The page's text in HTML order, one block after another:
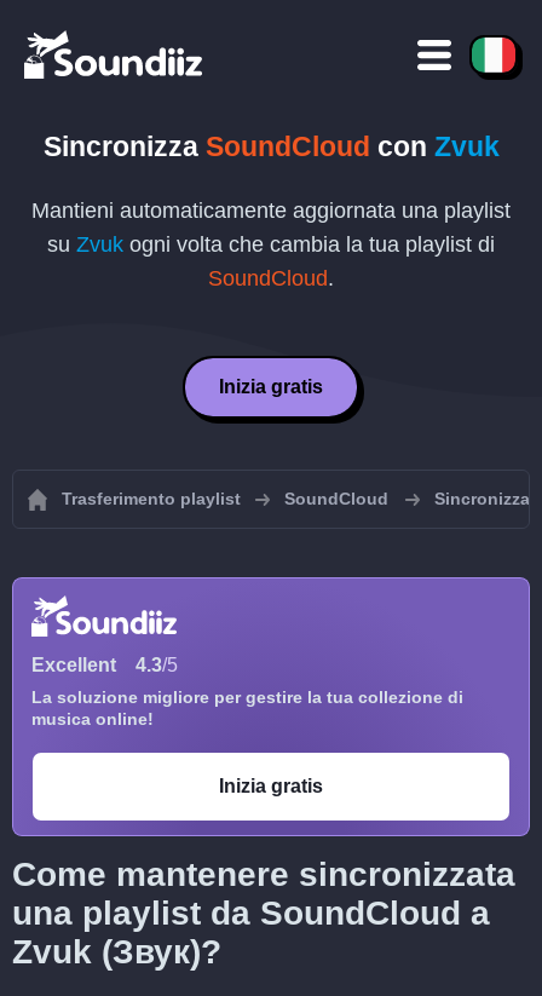
Sincronizza SoundCloud con Zvuk
Mantieni automaticamente aggiornata una playlist
su Zvuk ogni volta che cambia la tua playlist di
SoundCloud.
Inizia gratis
Trasferimento playlist SoundCloud Sincronizza
Excellent 4.3/5
La soluzione migliore per gestire la tua collezione di
musica online!
Inizia gratis
Come mantenere sincronizzata
una playlist da SoundCloud a
Zvuk (Звук)?